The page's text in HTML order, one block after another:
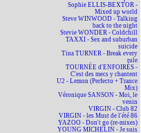
Sophie ELLIS-BEXTOR -
Mixed up world
Steve WINWOOD - Talking
back to the night
Stevie WONDER - Coldchill
TAXXI - Sex and suburban
suicide
Tina TURNER - Break every
rule
TOURNÉE d'ENFOIRÉS -
C'est des mecs y chantent
U2 - Lemon (Perfecto + Trance
Mix)
Véronique SANSON - Moi, le
venin
VIRGIN - Club 82
VIRGIN - les Must de l'été 86
YAZOO - Don't go (re-mixes)
YOUNG MICHELIN - Je suis